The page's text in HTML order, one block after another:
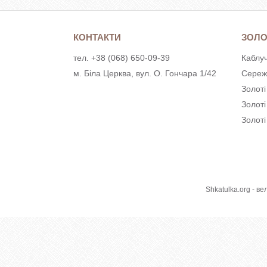
КОНТАКТИ
тел. +38 (068) 650-09-39
м. Біла Церква, вул. О. Гончара 1/42